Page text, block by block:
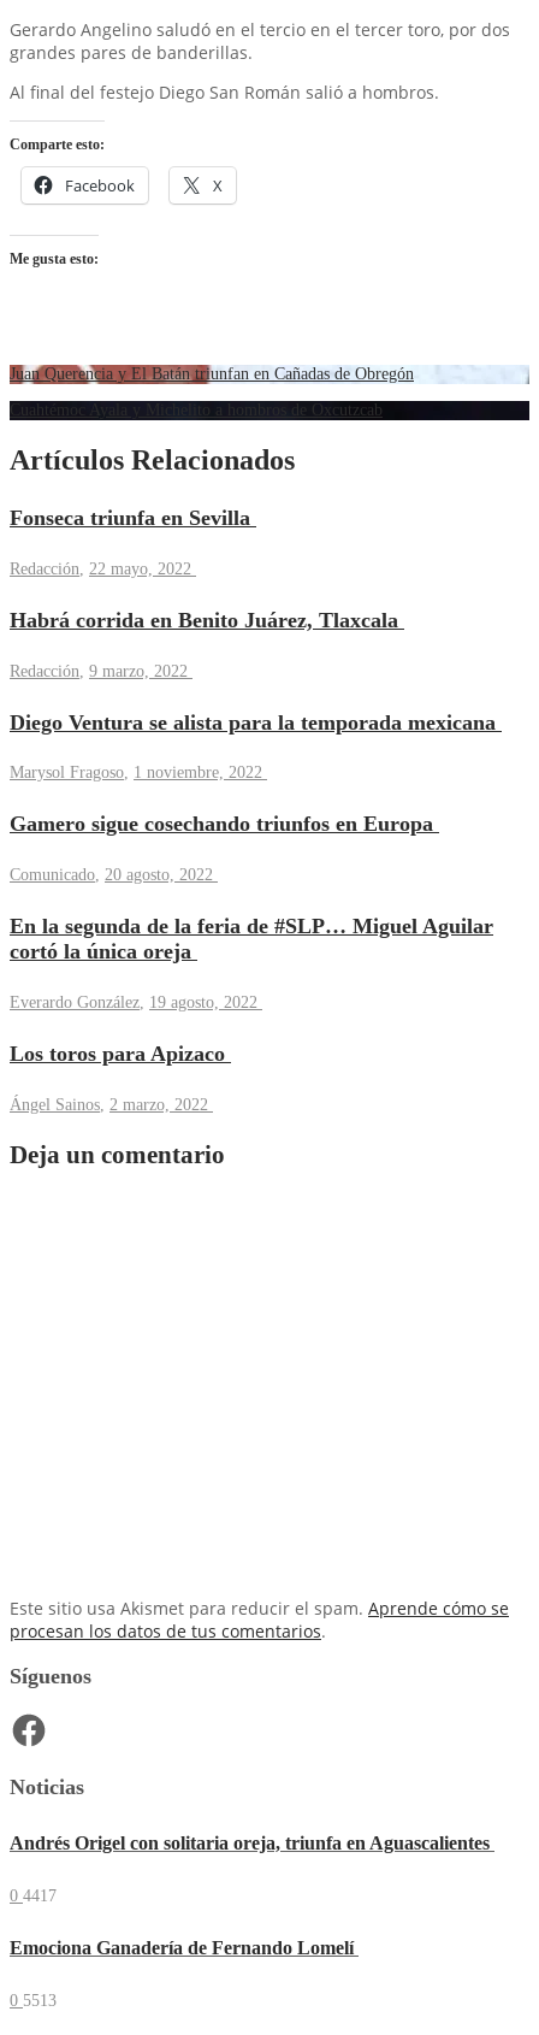
Gerardo Angelino saludó en el tercio en el tercer toro, por dos
grandes pares de banderillas.
Al final del festejo Diego San Román salió a hombros.
Comparte esto:
Facebook X
Me gusta esto:
Juan Querencia y El Batán triunfan en Cañadas de Obregón
Cuahtémoc Ayala y Michelito a hombros de Oxcutzcab
Artículos Relacionados
Fonseca triunfa en Sevilla
Redacción 22 mayo, 2022
Habrá corrida en Benito Juárez, Tlaxcala
Redacción 9 marzo, 2022
Diego Ventura se alista para la temporada mexicana
Marysol Fragoso, 1 noviembre, 2022
Gamero sigue cosechando triunfos en Europa
Comunicado, 20 agosto, 2022
En la segunda de la feria de #SLP… Miguel Aguilar
cortó la única oreja
Everardo González, 19 agosto, 2022
Los toros para Apizaco
Ángel Sainos, 2 marzo, 2022
Deja un comentario
Este sitio usa Akismet para reducir el spam. Aprende cómo se
procesan los datos de tus comentarios.
Síguenos
Facebook
Noticias
Andrés Origel con solitaria oreja, triunfa en Aguascalientes
0 4417
Emociona Ganadería de Fernando Lomelí
0 5513